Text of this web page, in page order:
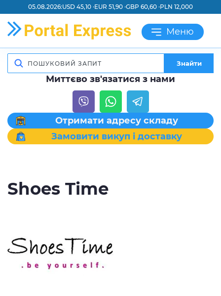
05.08.2026:USD 45,10 ·EUR 51,90 ·GBP 60,60 ·PLN 12,000
Меню
Знайти
Миттєво зв'язатися з нами
Отримати адресу складу
Замовити викуп і доставку
Shoes Time